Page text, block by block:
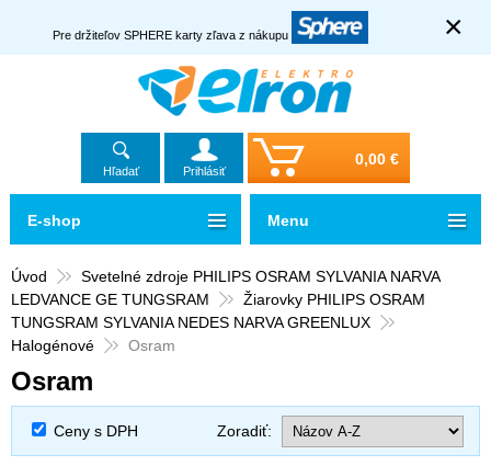
Pre držiteľov SPHERE karty zľava z nákupu ×
Hľadať Prihlásiť
0,00 €
Úvod
Svetelné zdroje PHILIPS OSRAM SYLVANIA NARVA
LEDVANCE GE TUNGSRAM
Žiarovky PHILIPS OSRAM
TUNGSRAM SYLVANIA NEDES NARVA GREENLUX
Halogénové
Osram
Osram
Ceny s DPH Zoradiť:
E-shop Menu